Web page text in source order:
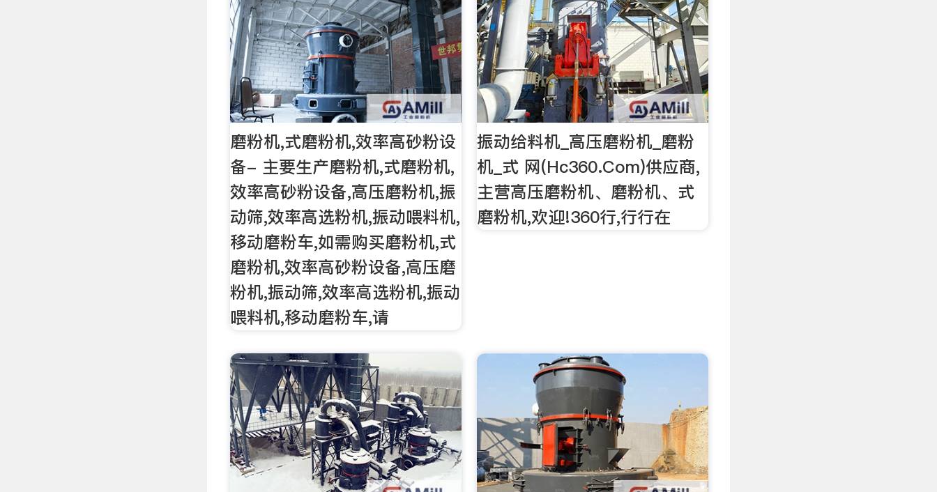
磨粉机,式磨粉机,效率高砂粉设
备- 主要生产磨粉机,式磨粉机,
效率高砂粉设备,高压磨粉机,振
动筛,效率高选粉机,振动喂料机,
移动磨粉车,如需购买磨粉机,式
磨粉机,效率高砂粉设备,高压磨
粉机,振动筛,效率高选粉机,振动
喂料机,移动磨粉车,请
振动给料机_高压磨粉机_磨粉
机_式 网(Hc360.Com)供应商,
主营高压磨粉机、磨粉机、式
磨粉机,欢迎!360行,行行在